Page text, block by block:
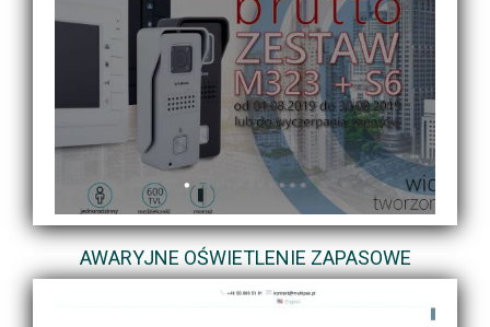
AWARYJNE OŚWIETLENIE ZAPASOWE